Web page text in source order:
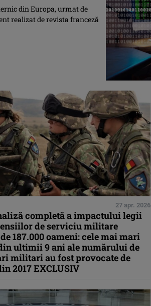
din Europa, urmat de
realizat de revista franceză
27 apr. 2026
completă a impactului legii
de serviciu militare
187.000 oameni: cele mai mari
ultimii 9 ani ale numărului de
militari au fost provocate de
2017 EXCLUSIV